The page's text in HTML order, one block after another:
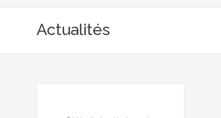
Actualités